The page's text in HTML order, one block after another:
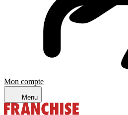
Mon compte
Menu